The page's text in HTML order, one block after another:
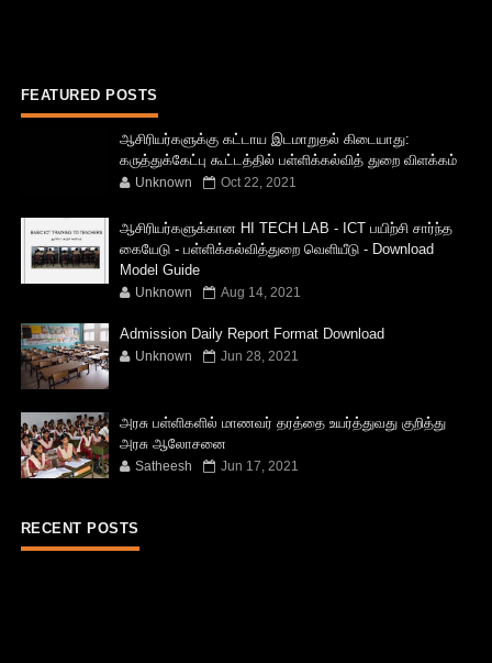
FEATURED POSTS
ஆசிரியர்களுக்கு கட்டாய இடமாறுதல் கிடையாது:
கருத்துக்கேட்பு கூட்டத்தில் பள்ளிக்கல்வித் துறை விளக்கம்
Unknown Oct 22, 2021
ஆசிரியர்களுக்கான HI TECH LAB - ICT பயிற்சி சார்ந்த
கையேடு - பள்ளிக்கல்வித்துறை வெளியீடு - Download
Model Guide
Unknown Aug 14, 2021
Admission Daily Report Format Download
Unknown Jun 28, 2021
அரசு பள்ளிகளில் மாணவர் தரத்தை உயர்த்துவது குறித்து
அரசு ஆலோசனை
Satheesh Jun 17, 2021
RECENT POSTS